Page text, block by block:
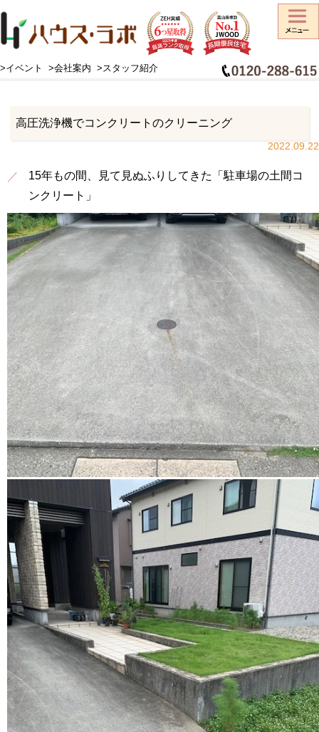
>イベント >会社案内 >スタッフ紹介
HOME > スタッフブログ > 高圧洗浄機でコンクリートのクリーニング
高圧洗浄機でコンクリートのクリーニング
2022.09.22
15年もの間、見て見ぬふりしてきた「駐車場の土間コ
ンクリート」